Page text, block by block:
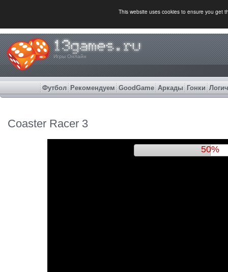
This website uses cookies to ensure you get
Игры Онлайн
Футбол Рекомендуем GoodGame Аркады Гонки
Coaster Racer 3
53%